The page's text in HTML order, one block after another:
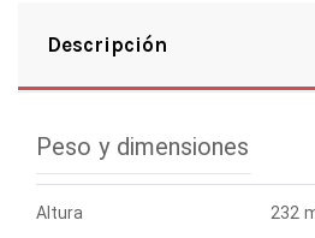
Descripción
Peso y dimensiones
Altura 232